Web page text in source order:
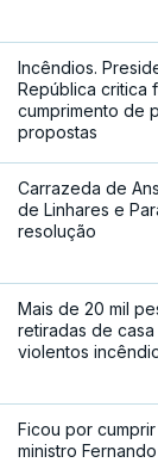
Incêndios.
República critica
cumprimento de
propostas
Carrazeda de
de Linhares e
resolução
Mais de 20 mil
retiradas de
violentos
Ficou por
ministro